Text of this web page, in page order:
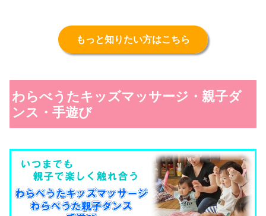
もっと知りたい方はこちら
わらべうたキッズマッサージ・親子ダ
ンス・手遊び